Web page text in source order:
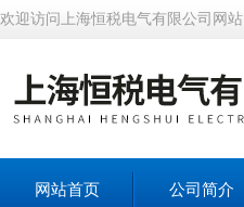
欢迎访问上海恒税电气有限公司网站
网站首页 公司简介